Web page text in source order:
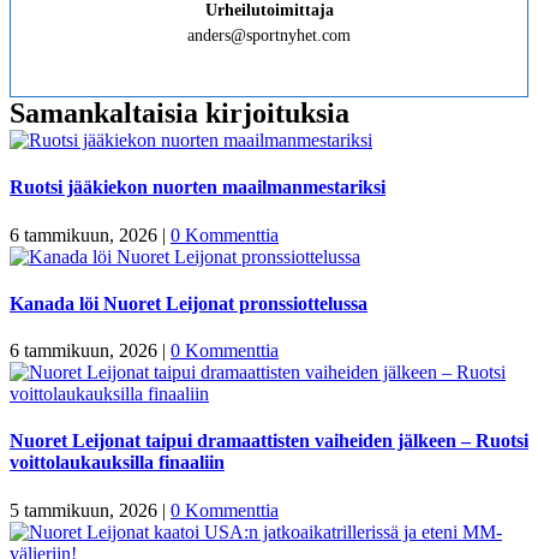
Urheilutoimittaja
anders@sportnyhet.com
Samankaltaisia kirjoituksia
Ruotsi jääkiekon nuorten maailmanmestariksi
6 tammikuun, 2026 | 0 Kommenttia
Kanada löi Nuoret Leijonat pronssiottelussa
6 tammikuun, 2026 | 0 Kommenttia
Nuoret Leijonat taipui dramaattisten vaiheiden jälkeen – Ruotsi
voittolaukauksilla finaaliin
5 tammikuun, 2026 | 0 Kommenttia